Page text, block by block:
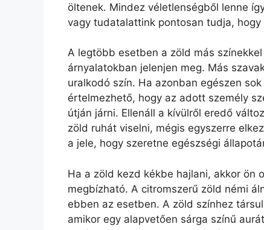
öltenek. Mindez véletlenségből lenne
vagy tudatalattink pontosan tudja,
A legtöbb esetben a zöld más
árnyalatokban jelenjen meg. Más
uralkodó szín. Ha azonban egészen
értelmezhető, hogy az adott személy
útján járni. Ellenáll a kívülről eredő
zöld ruhát viselni, mégis egyszerre
a jele, hogy szeretne egészségi
Ha a zöld kezd kékbe hajlani, akkor ön
megbízható. A citromszerű zöld némi
ebben az esetben. A zöld színhez
amikor egy alapvetően sárga színű